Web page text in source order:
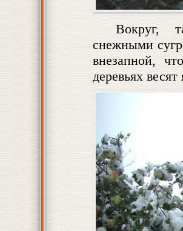
Вокруг,
снежными
внезапной,
деревьях